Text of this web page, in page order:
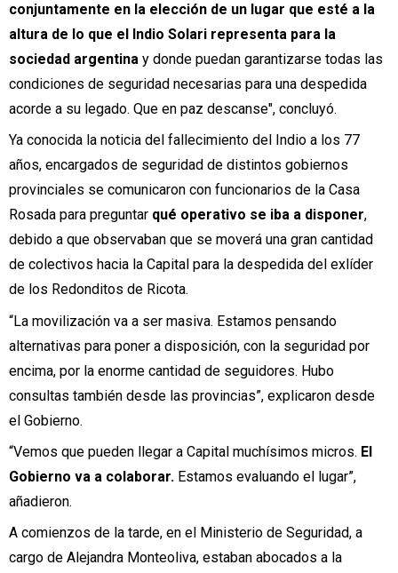
conjuntamente en la elección de un lugar que esté a la
altura de lo que el Indio Solari representa para la
sociedad argentina y donde puedan garantizarse todas las
condiciones de seguridad necesarias para una despedida
acorde a su legado. Que en paz descanse", concluyó.
Ya conocida la noticia del fallecimiento del Indio a los 77
años, encargados de seguridad de distintos gobiernos
provinciales se comunicaron con funcionarios de la Casa
Rosada para preguntar qué operativo se iba a disponer,
debido a que observaban que se moverá una gran cantidad
de colectivos hacia la Capital para la despedida del exlíder
de los Redonditos de Ricota.
“La movilización va a ser masiva. Estamos pensando
alternativas para poner a disposición, con la seguridad por
encima, por la enorme cantidad de seguidores. Hubo
consultas también desde las provincias”, explicaron desde
el Gobierno.
“Vemos que pueden llegar a Capital muchísimos micros. El
Gobierno va a colaborar. Estamos evaluando el lugar”,
añadieron.
A comienzos de la tarde, en el Ministerio de Seguridad, a
cargo de Alejandra Monteoliva, estaban abocados a la